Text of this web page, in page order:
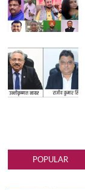
POPULAR